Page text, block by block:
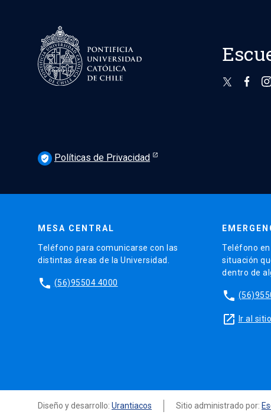
verified_user Políticas de Privacidad
MESA CENTRAL
Teléfono para comunicarse con las
distintas áreas de la Universidad.
phone (56)95504 4000
Teléfono
situación
dentro de
phone
launch Ir al
Diseño y desarrollo: Urantiacos Sitio administrado por: